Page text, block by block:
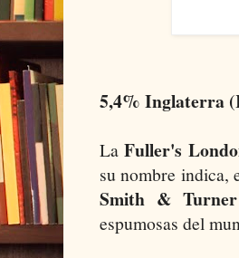
5,4% Inglaterra
LaFuller's
su nombre indica,
Smith & Turner
espumosas del